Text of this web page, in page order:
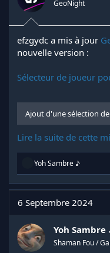
:
GeoNight
efzgydc a mis à jour
nouvelle version :
Sélecteur de joueur
Ajout d'une sélection
Lire la suite de cette
R
a
c
t
i
n
s
:
Yoh Sambre ♪
6 Septembre 2024
Yoh Sambre
Shaman Fou /